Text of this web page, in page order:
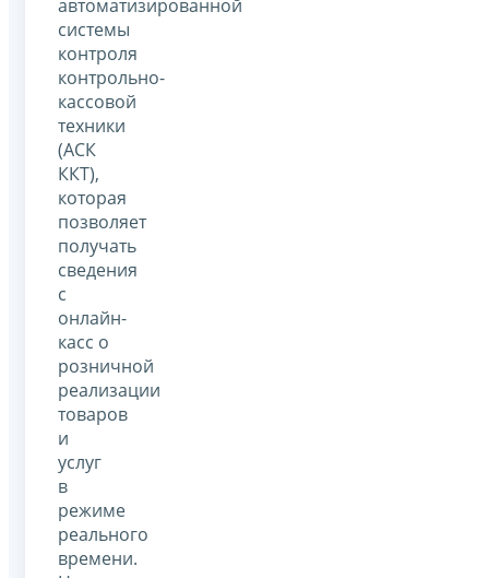
автоматизированной
системы
контроля
контрольно-
кассовой
техники
(АСК
ККТ),
которая
позволяет
получать
сведения
с
онлайн-
касс о
розничной
реализации
товаров
и
услуг
в
режиме
реального
времени.